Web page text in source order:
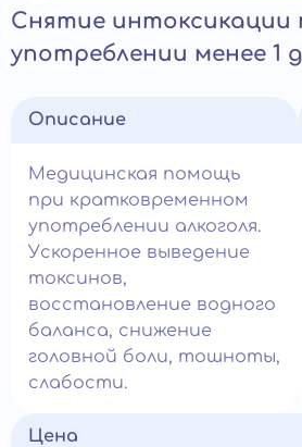
Снятие интоксикации
употреблении менее 1
Описание
Медицинская помощь
при кратковременном
употреблении алкоголя.
Ускоренное выведение
токсинов,
восстановление водного
баланса, снижение
головной боли, тошноты,
слабости.
Цена